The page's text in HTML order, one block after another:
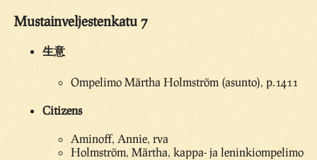
Mustainveljestenkatu 7
生意
Ompelimo Märtha Holmström (asunto), p.1411
Citizens
Aminoff, Annie, rva
Holmström, Märtha, kappa- ja leninkiompelimo